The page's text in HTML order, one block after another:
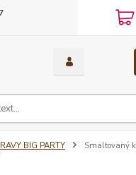
BIG PARTY
Smaltovaný